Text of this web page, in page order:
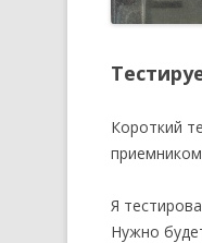
Короткий
Я
Нужно